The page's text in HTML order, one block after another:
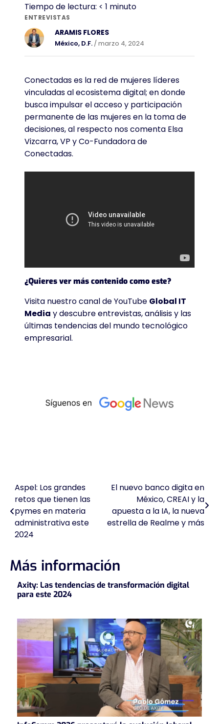
Tiempo de lectura: < 1 minuto
ENTREVISTAS
ARAMIS FLORES
México, D.F. / marzo 4, 2024
Conectadas es la red de mujeres líderes
vinculadas al ecosistema digital; en donde
busca impulsar el acceso y participación
permanente de las mujeres en la toma de
decisiones, al respecto nos comenta Elsa
Vizcarra, VP y Co-Fundadora de
Conectadas.
¿Quieres ver más contenido como este?
Visita nuestro canal de YouTube Global IT
Media y descubre entrevistas, análisis y las
últimas tendencias del mundo tecnológico
empresarial.
Navegación
de
entradas
Aspel: Los grandes
retos que tienen las
pymes en materia
administrativa este
2024
El nuevo banco digita en
México, CREAI y la
apuesta a la IA, la nueva
estrella de Realme y más
Más información
Axity: Las tendencias de transformación digital
para este 2024